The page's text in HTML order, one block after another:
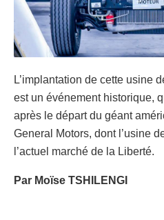
L’implantation de cette usine
est un événement historique,
après le départ du géant
General Motors, dont l’usine
l’actuel marché de la Liberté.
Par Moïse TSHILENGI